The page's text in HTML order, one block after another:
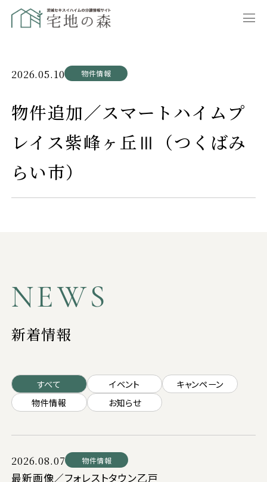
2026.05.10 物件情報
物件追加／スマートハイムプ
レイス紫峰ヶ丘Ⅲ（つくばみ
らい市）
NEWS
新着情報
すべて イベント
キャンペーン
物件情報
お知らせ
2026.08.07 物件情報
最新画像／フォレストタウン乙戸